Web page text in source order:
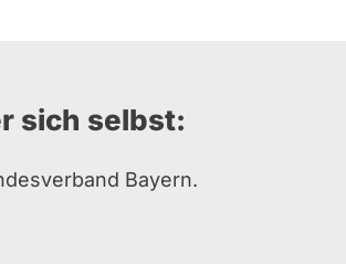
sich selbst:
Bayern.